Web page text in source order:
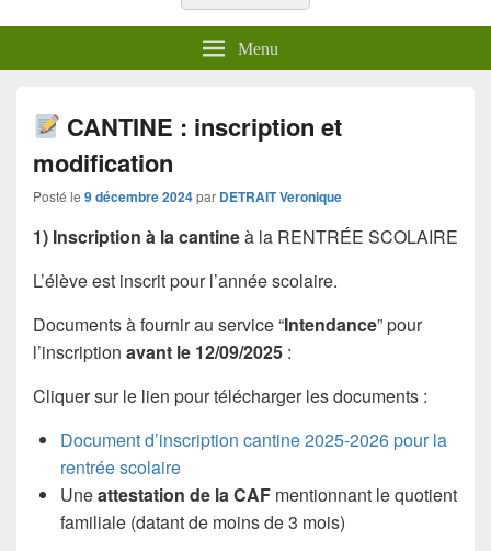
Menu
CANTINE : inscription et
modification
Posté le 9 décembre 2024par DETRAIT Veronique
1) Inscription à la cantineà la RENTRÉE SCOLAIRE
L’élève est inscrit pour l’année scolaire.
Documents à fournir au service “Intendance” pour
l’inscription avant le 12/09/2025 :
Cliquer sur le lien pour télécharger les documents :
Document d’inscription cantine 2025-2026 pour la
rentrée scolaire
Uneattestation de la CAF mentionnant le quotient
familiale (datant de moins de 3 mois)